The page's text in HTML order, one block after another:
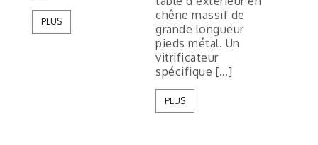
PLUS
chêne massif de
grande longueur
pieds métal. Un
vitrificateur
spécifique […]
PLUS